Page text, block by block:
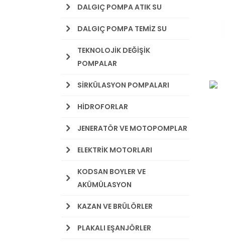
DALGIÇ POMPA ATIK SU
DALGIÇ POMPA TEMİZ SU
TEKNOLOJİK DEĞİŞİK
POMPALAR
SİRKÜLASYON POMPALARI
HİDROFORLAR
JENERATÖR VE MOTOPOMPLAR
ELEKTRİK MOTORLARI
KODSAN BOYLER VE
AKÜMÜLASYON
KAZAN VE BRÜLÖRLER
PLAKALI EŞANJÖRLER